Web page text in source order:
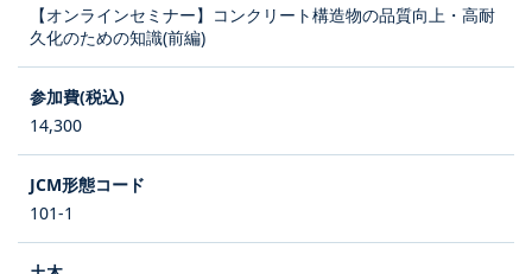
【オンラインセミナー】コンクリート構造物の品質向上・高耐
久化のための知識(前編)
14,300
101-1